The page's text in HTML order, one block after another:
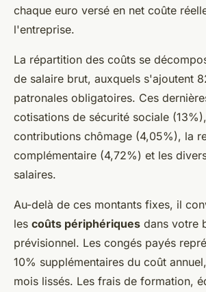
chaque euro versé en net coûte
l'entreprise.
La répartition des coûts se
de salaire brut, auxquels s'ajoutent
patronales obligatoires. Ces
cotisations de sécurité sociale
contributions chômage (4,05%), la
complémentaire (4,72%) et les
salaires.
Au-delà de ces montants fixes, il
les coûts périphériques dans votre
prévisionnel. Les congés payés
10% supplémentaires du coût
mois lissés. Les frais de formation,